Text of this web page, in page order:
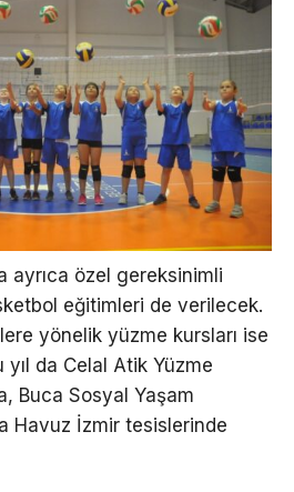
ayrıca özel gereksinimli
eğitimleri de verilecek.
yönelik yüzme kursları ise
yıl da Celal Atik Yüzme
Buca Sosyal Yaşam
Havuz İzmir tesislerinde